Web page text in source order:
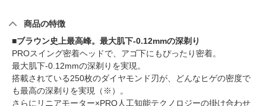
商品の特徴
■ブラウン史上最高峰。最大肌下-0.12mmの深剃り
PROスイング密着ヘッドで、アゴ下にもぴったり密着。
最大肌下-0.12mmの深剃りを実現。
搭載されている250枚のダイヤモンド刃が、どんなヒゲの密度で
も最高の深剃りを実現（※）。
さらにリニアモーター×PRO人工知能テクノロジーの掛け合わせ